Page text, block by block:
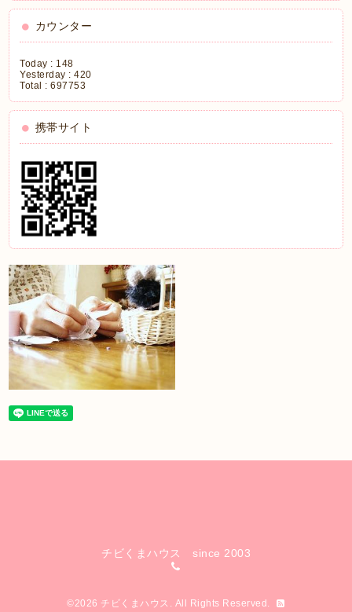
カウンター
Today : 148
Yesterday :420
Total :697753
携帯サイト
チビくまハウス since 2003
©2026チビくまハウス . All Rights Reserved.